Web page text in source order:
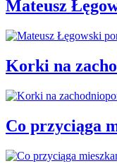
Mateusz
Korki na
Co przyciąga